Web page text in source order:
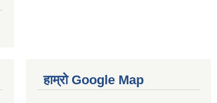
हाम्रो Google Map